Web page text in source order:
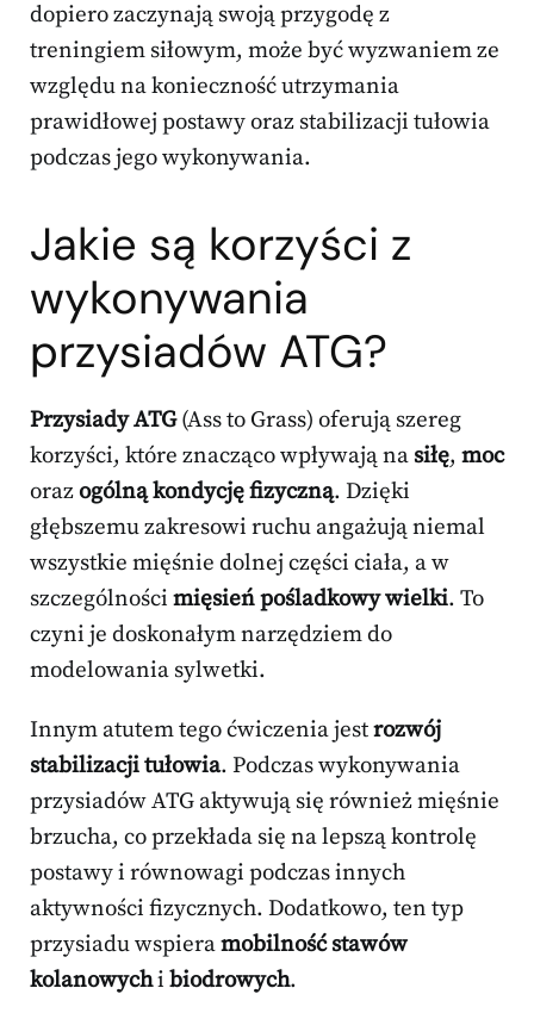
dopiero zaczynają swoją przygodę z
treningiem siłowym, może być wyzwaniem ze
względu na konieczność utrzymania
prawidłowej postawy oraz stabilizacji tułowia
podczas jego wykonywania.
Jakie są korzyści z
wykonywania
przysiadów ATG?
Przysiady ATG(Ass to Grass) oferują szereg
korzyści, które znacząco wpływają na siłę, moc
orazogólną kondycję fizyczną. Dzięki
głębszemu zakresowi ruchu angażują niemal
wszystkie mięśnie dolnej części ciała, a w
szczególności mięsień pośladkowy wielki. To
czyni je doskonałym narzędziem do
modelowania sylwetki.
Innym atutem tego ćwiczenia jestrozwój
stabilizacji tułowia. Podczas wykonywania
przysiadów ATG aktywują się również mięśnie
brzucha, co przekłada się na lepszą kontrolę
postawy i równowagi podczas innych
aktywności fizycznych. Dodatkowo, ten typ
przysiadu wspieramobilność stawów
kolanowychi biodrowych.